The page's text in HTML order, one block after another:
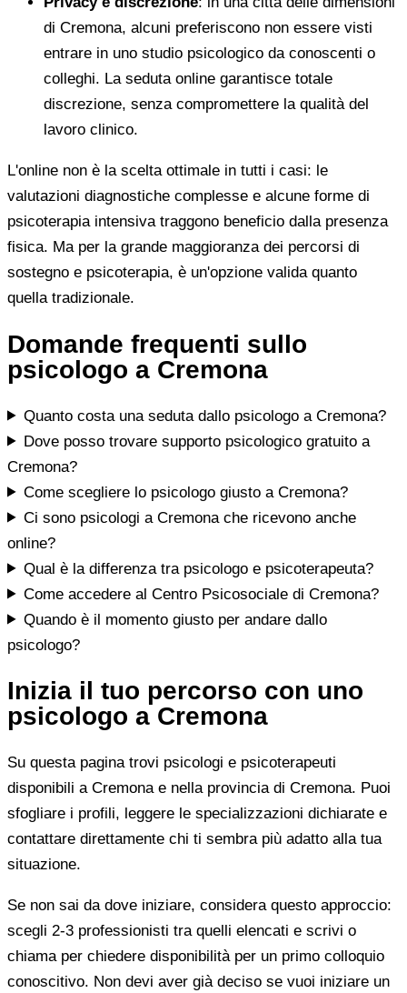
di Cremona, alcuni preferiscono non essere visti
entrare in uno studio psicologico da conoscenti o
colleghi. La seduta online garantisce totale
discrezione, senza compromettere la qualità del
lavoro clinico.
L'online non è la scelta ottimale in tutti i casi: le
valutazioni diagnostiche complesse e alcune forme di
psicoterapia intensiva traggono beneficio dalla presenza
fisica. Ma per la grande maggioranza dei percorsi di
sostegno e psicoterapia, è un'opzione valida quanto
quella tradizionale.
Domande frequenti sullo
psicologo a Cremona
Quanto costa una seduta dallo psicologo a Cremona?
Dove posso trovare supporto psicologico gratuito a
Cremona?
Come scegliere lo psicologo giusto a Cremona?
Ci sono psicologi a Cremona che ricevono anche
online?
Qual è la differenza tra psicologo e psicoterapeuta?
Come accedere al Centro Psicosociale di Cremona?
Quando è il momento giusto per andare dallo
psicologo?
Inizia il tuo percorso con uno
psicologo a Cremona
Su questa pagina trovi psicologi e psicoterapeuti
disponibili a Cremona e nella provincia di Cremona. Puoi
sfogliare i profili, leggere le specializzazioni dichiarate e
contattare direttamente chi ti sembra più adatto alla tua
situazione.
Se non sai da dove iniziare, considera questo approccio:
scegli 2-3 professionisti tra quelli elencati e scrivi o
chiama per chiedere disponibilità per un primo colloquio
conoscitivo. Non devi aver già deciso se vuoi iniziare un